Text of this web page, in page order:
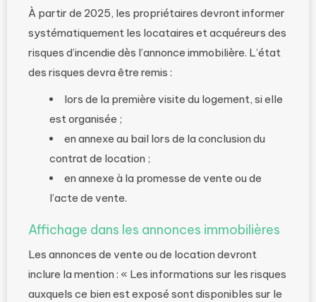
À partir de 2025, les propriétaires devront informer
systématiquement les locataires et acquéreurs des
risques d’incendie dès l’annonce immobilière. L’état
des risques devra être remis :
lors de la première visite du logement, si elle
est organisée ;
en annexe au bail lors de la conclusion du
contrat de location ;
en annexe à la promesse de vente ou de
l’acte de vente.
Affichage dans les annonces immobilières
Les annonces de vente ou de location devront
inclure la mention : « Les informations sur les risques
auxquels ce bien est exposé sont disponibles sur le